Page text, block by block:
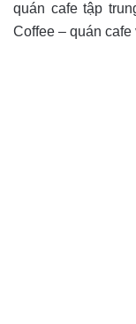
quán cafe tập
Coffee – quán